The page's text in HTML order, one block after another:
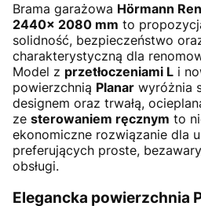
Brama garażowa Hörmann
2440× 2080 mm to
solidność, bezpieczeństwo
charakterystyczną dla
Model z przetłoczeniami L i
powierzchnią Planar wyróżnia
designem oraz trwałą,
ze sterowaniem ręcznym to
ekonomiczne rozwiązanie dla
preferujących proste,
obsługi.
Elegancka powierzchnia